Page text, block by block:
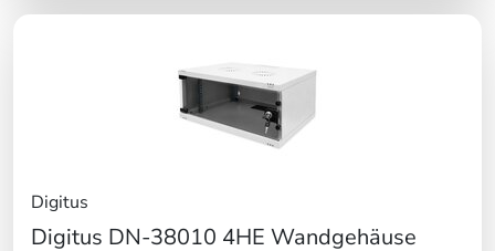
Digitus
Digitus DN-38010 4HE Wandgehäuse